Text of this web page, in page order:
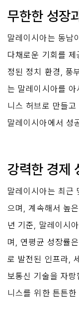
무한한 성장
말레이시아는 동남
다채로운 기회를
정된 정치 환경, 풍
는 말레이시아를
니스 허브로 만들
말레이시아에서 성
강력한 경제
말레이시아는 최근
으며, 계속해서 높
년 기준, 말레이시
며, 연평균 성장률
로 발전된 인프라,
보통신 기술을 자
니스를 위한 튼튼